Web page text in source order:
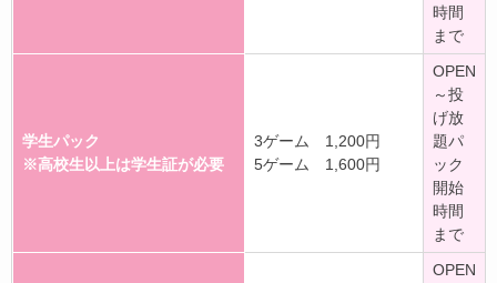
時間
まで
学生パック
※高校生以上は学生証が必要
3ゲーム 1,200円
5ゲーム 1,600円
OPEN
～投
げ放
題パ
ック
開始
時間
まで
OPEN